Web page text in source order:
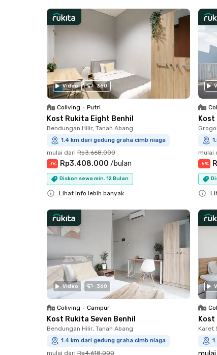
Video 360
Coliving • Putri
Kost Rukita Eight Benhil
Bendungan Hilir, Tanah Abang
1.4 km dari gedung graha cimb niaga
mulai dari Rp3.668.000
-7% Rp3.408.000 /bulan
Diskon sewa min. 12 Bulan
Lihat info lebih banyak
Kost
mulai
-5%
Video 360
Coliving • Campur
Kost Rukita Seven Benhil
Bendungan Hilir, Tanah Abang
1.4 km dari gedung graha cimb niaga
mulai dari Rp4.618.000
Kost
Karet